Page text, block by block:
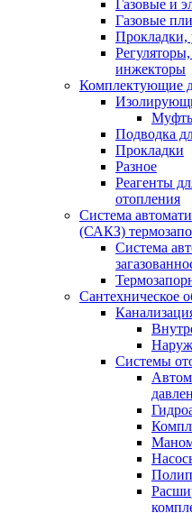
Газовые и
Газовые
Прокладки,
инжекторы
Комплектующие
Подводка
Прокладки
Разное
Реагенты
отопления
Система
(САКЗ)
Система
Сантехническое
Системы